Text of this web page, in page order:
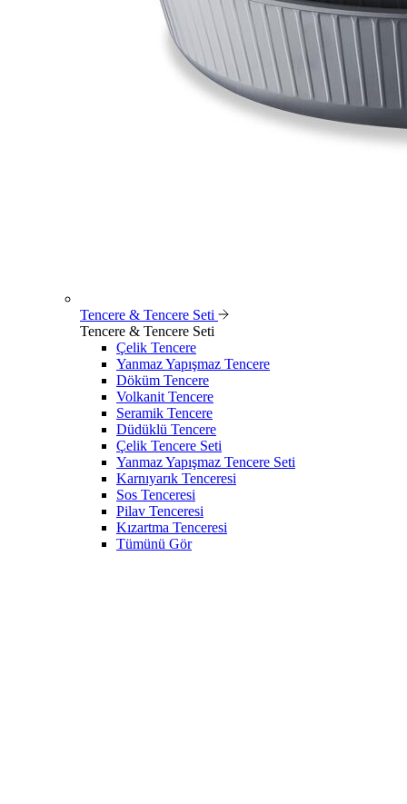
Tencere & Tencere Seti
Tencere & Tencere Seti
Çelik Tencere
Yanmaz Yapışmaz Tencere
Döküm Tencere
Volkanit Tencere
Seramik Tencere
Düdüklü Tencere
Çelik Tencere Seti
Yanmaz Yapışmaz Tencere Seti
Karnıyarık Tenceresi
Sos Tenceresi
Pilav Tenceresi
Kızartma Tenceresi
Tümünü Gör